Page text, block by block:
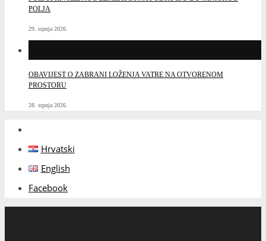
POLJA
29. srpnja 2026.
OBAVIJEST O ZABRANI LOŽENJA VATRE NA OTVORENOM
PROSTORU
28. srpnja 2026.
Hrvatski
English
Facebook